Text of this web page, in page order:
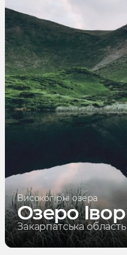
Високогірні озера
Озеро Івор
Закарпатська область